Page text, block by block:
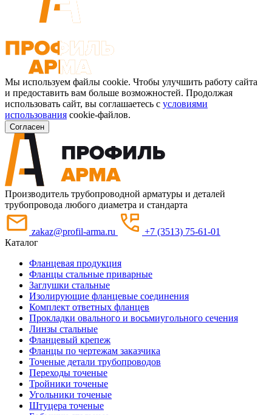
Мы используем файлы cookie. Чтобы улучшить работу сайта
и предоставить вам больше возможностей. Продолжая
использовать сайт, вы соглашаетесь с условиями
использования cookie-файлов.
Согласен
Производитель трубопроводной арматуры и деталей
трубопровода любого диаметра и стандарта
zakaz@profil-arma.ru
+7 (3513) 75-61-01
Каталог
Фланцевая продукция
Фланцы стальные приварные
Заглушки стальные
Изолирующие фланцевые соединения
Комплект ответных фланцев
Прокладки овального и восьмиугольного сечения
Линзы стальные
Фланцевый крепеж
Фланцы по чертежам заказчика
Точеные детали трубопроводов
Переходы точеные
Тройники точеные
Угольники точеные
Штуцера точеные